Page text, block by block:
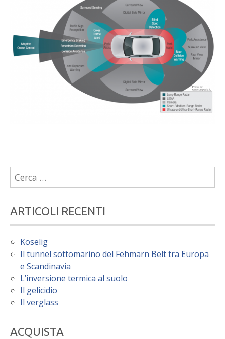
Ricerca
per:
ARTICOLI RECENTI
Koselig
Il tunnel sottomarino del Fehmarn Belt tra Europa
e Scandinavia
L’inversione termica al suolo
Il gelicidio
Il verglass
ACQUISTA